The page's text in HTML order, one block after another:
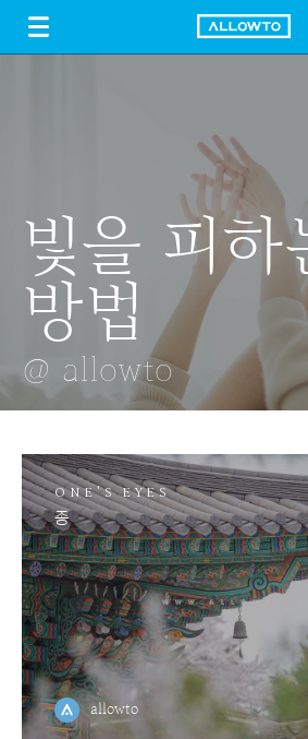
GUIDE
빛을 피하
방법
@ allowto
아파트
@ allowto
수정구슬
@ allowto
발에 바른
@ allowto
자전거 보
@ allowto
ONE'S EYES
종
allowto